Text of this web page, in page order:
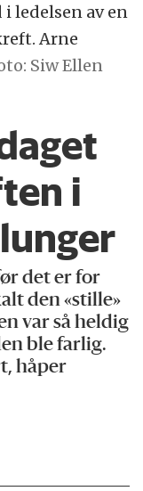
ledelsen av en
Arne
Siw Ellen
i
det er for
den «stille»
var så heldig
ble farlig.
håper